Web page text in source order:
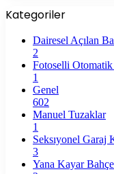
Kategoriler
Dairesel Açılan
2
Fotoselli Otomatik
1
Genel
602
Manuel Tuzaklar
1
Seksıyonel Garaj
3
Yana Kayar Bahçe